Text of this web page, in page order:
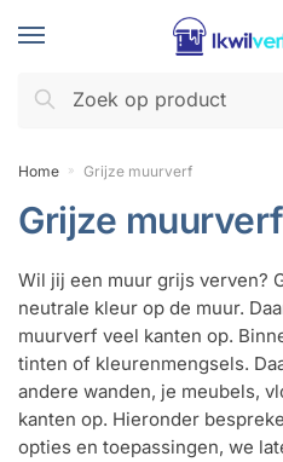
Zoeken
naar:
Zoeken
Home » Grijze muurverf
Grijze muurverf
Wil jij een muur grijs verven?
neutrale kleur op de muur.
muurverf veel kanten op.
tinten of kleurenmengsels.
andere wanden, je meubels,
kanten op. Hieronder
opties en toepassingen, we